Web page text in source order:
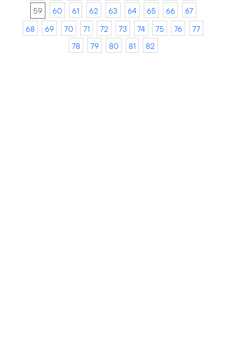
59
60 61 62 63 64 65 66
67
68
69 70 71 72 73 74 75 76
77
78
79 80 81 82